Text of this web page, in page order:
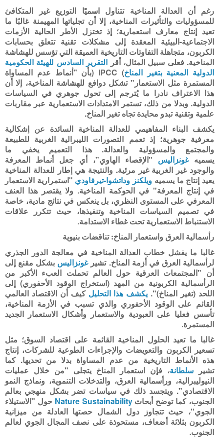
رغم أن العدالة المناخية تتناول اسميًا التوزيع غير المتكافئ
للمسؤوليات والتأثيرات المناخية، إلا أن تجلياتها المهيمنة غالبًا ما
تعيد إنتاج معارف استعمارية؛ إذ تختزل الأطر الحالية الأزمات
الاجتماعية-البيئية المعقدة إلى مشكلات تقنية تتعلق بحسابات
الكربون، متجاهلة التفاوتات التاريخية العميقة التي تؤسس للهشاشة
المناخية. فعلى سبيل المثال، أقر التقرير السادس للهيئة الحكومية
الدولية المعنية بتغير المناخ(
IPCC
)بأن "أنماط عدم المساواة
المستمرة مثل الاستعمار" تشكل دوافع للهشاشة المناخية، إلا أن
هذا الاعتراف نادرا ما يُترجم إلى تحول جوهري في السياسات
الدولية. وبدلا من ذلك، تستمر الامتدادات الاستعمارية عبر مقاربات
علمية وتقنية تبدو محايدة تجاه تغير المناخ.
يكشف البناء المفاهيمي للعدالة المناخية السائدة عن إشكالية
معرفية جوهرية؛ إذ تعمم التصورات الليبرالية الغربية للطبيعة
والمجتمع والمسؤولية والعدالة. هذا التعميم يخفي ما
يسميهغونزاليس "الإقصاء الهاوي"، أي جعل أنماط المعرفة
والوجود غير الغربية غير مرئية. والنتيجة هي إطار للعدالة المناخية
يعيد إنتاج ما يسميه ويلكنز وداتشوا-تيرفاودي "استمرارية الاستعمار
في إنتاج المعرفة" في الحوكمة المناخية. ولا يقتصر هذا العنف
المعرفي على المستوى النظري، بل ينعكس في نتائج مادية، خاصة
في تصميم السياسات المناخية وتنفيذها، حيث تتكرر علاقات
الاستنباط الاستعمارية تحت غطاء الاستدامة.
رأسمالية العرق واستعمار المناخ: تناقضات بنيوية
غالبا ما يفشل خطاب العدالة المناخية في معالجة الدور الجذري
لرأسمالية العرق في أزمة المناخ. تشيرغونزاليس بشكل مقنع إلى
أن "المجتمعات العرقية حول العالم تحملت العبء الأكبر من
الرأسمالية الكربونية من المهد (استخراج الوقود الأحفوري) إلى
اللحد (تغير المناخ)". يكشف هذا التحليل كيف أن الاقتصاد العالمي
القائم على الوقود الأحفوري والذي تسبب في الأزمة المناخية،
تأسس فعليا على العبودية والاستعمار وأشكال الاستعمار الجديد
المستمرة.
غالبا ما تعيد الحلول المناخية القائمة على اقتصاد السوق؛ مثل
تسعير الكربون والتعويضات والإجراءات الطوعية للشركات، إنتاج
هذه الأنماط التاريخية من عدم المساواة بدلا من تحديها. كما
تشير سلطانة، فإن استعمار المناخ يتجلى "من خلال عمليات
النيوليبرالية، ورأسمالية العرق، والتدخلات التنموية، ونماذج النمو
الاقتصادي". ويتجسد ذلك في سياسات تضر بشكل منهجي بعالم
الجنوب، كما توضح أبحاث Nature Sustainability حول "الاستيلاء
الجوي"، حيث تتجاوز دول الشمال حصتها العادلة من ميزانية
الكربون بثلاثة أضعاف، مستحوذة على نصف المجال الجوي لعالم
الجنوب.